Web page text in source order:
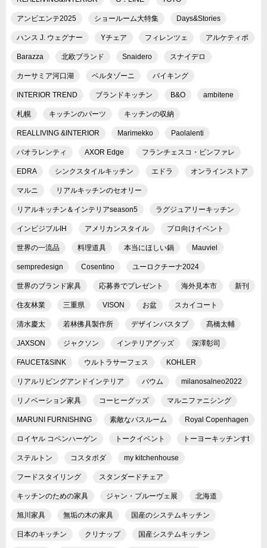
アンビエンテ2025 ショールーム大特集 Days&Stories
ハンス J. ウェグナー Yチェア フィレンツェ アルケティポ
Barazza 北欧ブランド Snaidero スナイデロ
カーサミア河口湖 ベルタゾーニ バイキング
INTERIOR TREND ブランドキッチン B&O ambitene
札幌 キッチンのパーツ キッチンの収納
REALLIVING &INTERIOR Marimekko Paolalenti
パオラレンティ AXOR Edge フランチェスコ・ビンファレ
EDRA シンクスタイルキッチン エドラ オンラインストア
マルニ リアルキッチンのセオリー
リアルキッチン＆インテリアseason5 ラグジュアリーキッチン
インビジブルIH アメリカンスタイル プロ向けイベント
世界の一流品 料理道具 本当にほしい鍋 Mauviel
sempredesign Cosentino ユーロクチーナ2024
世界のブランド家具 応募券でプレゼント 海外見本市 新刊
住友林業 三重県 VISON お盆 スカイコート
清水慶太 若林佛具製作所 デザインバスタブ 髙橋太輔
JAXSON ジャクソン インテリアグッズ 深澤彰司
FAUCET&SINK ウルトラサーフェス KOHLER
リアルリビングアンドインテリア バウム milanosalneo2022
リノベーション家具 コーヒーグッズ マルニファニシング
MARUNI FURNISHING 素敵なバスルーム Royal Copenhagen
ロイヤル コペンハーゲン トークイベント トーヨーキッチンすt
ステルトン コスタボダ my kitchenhouse
フードスタイリング スタンダードチェア
キッチンのための家具 ジャン・プルーヴェ展 北海道
旭川家具 無垢の木の家具 国産のシステムキッチン
日本のキッチン クリナップ 国産システムキッチン